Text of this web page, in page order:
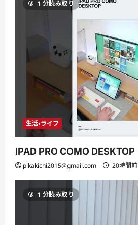
1 分読み取り
生活・ライフ
IPAD PRO COMO DESKTOP
pikakichi2015@gmail.com 20時間前
1 分読み取り